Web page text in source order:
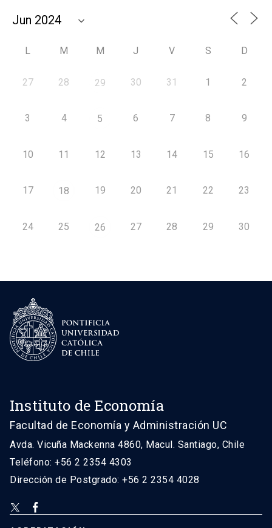
L M M J V S D
27 28 29 30 31 1 2
3 4 5 6 7 8 9
10 11 12 13 14 15 16
17 18 19 20 21 22 23
24 25 26 27 28 29 30
Instituto de Economía
Facultad de Economía y Administración UC
Avda. Vicuña Mackenna 4860, Macul. Santiago, Chile
Teléfono: +56 2 2354 4303
Dirección de Postgrado: +56 2 2354 4028